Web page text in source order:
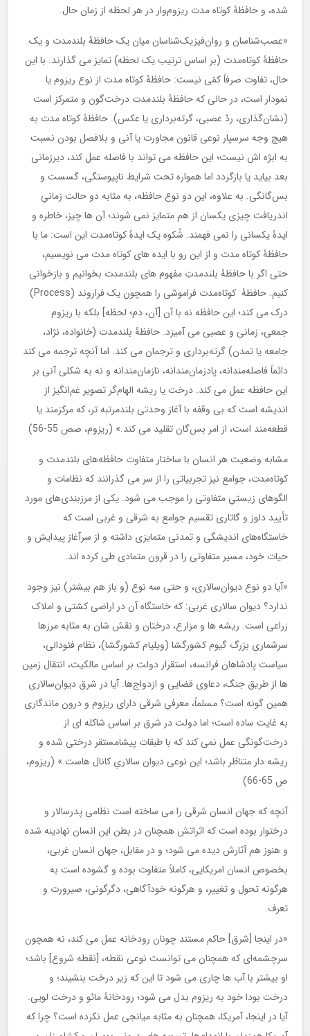
شده، و حافظۀ کوتاه مدت ریزوم‌وار در هر لحظه از زمان حال.
«عصب‌شناسان و روان‌فیزیک‌شناسان میان یک حافظۀ بلندمدت و یک
حافظۀ کوتاه‌مدت (بر اساس ترتیب یک لحظه) تمایز می گذارند. با این
حال، تفاوت صرفاً کمّی نیست: حافظۀ کوتاه مدت از نوع ریزوم یا
نمودار است، در حالی که حافظۀ بلندمدت درخت‌گون و متمرکز است
(نشان‌گذاری، ردّ عصبی، گرته‌برداری یا عکس). حافظۀ کوتاه مدت به
هیچ وجه سرسپار نوعی قانون مجاورت یا آنی و بلافصل بودن نسبت
به ابژه اش نیست؛ این حافظه می تواند با فاصله عمل کند، دیرزمانی
بعد بیاید یا بازگردد اما همواره تحت شرایط ناپیوستگی، گسست و
بس‌گانگی. به علاوه، این دو نوع حافظه، به مثابه دو حالت زمانیِ
اندریافت چیزی یکسان از هم متمایز نمی شوند؛ آن ها چیز، خاطره و
ایدۀ یکسانی را نمی فهمند. شُکوه یک ایدۀ کوتاه‌مدت این است: ما با
حافظۀ کوتاه مدت و از این رو با ایده های کوتاه مدت می نویسیم،
حتی اگر با حافظۀ بلندمدتِ مفهوم های بلندمدت بخوانیم و بازخوانی
کنیم. حافظۀ کوتاه‌مدت فراموشی را همچون یک فراروند (Process)
درک می کند؛ این حافظه نه با آن [آن، دم؛ لحظه] بلکه با ریزوم
جمعی، زمانی و عصبی می آمیزد. حافظۀ بلندمدت (خانواده، نژاد،
جامعه یا تمدن) گرته‌برداری و ترجمان می کند. اما آنچه ترجمه می کند
دائماً فاصله‌مندانه، پادزمان‌مندانه، نازمان‌مندانه و نه به شکلی آنی بر
این حافظه عمل می کند. درخت یا ریشه الهام‌گر تصویر غم‌انگیز از
اندیشه است که بی وقفه با آغاز وحدتی بلندمرتبه تر، که مرکزمند یا
قطعه‌مند است، از امر بس‌گان تقلید می کند.» (ریزوم، صص 55-56)
مشابه وضعیت هر انسان با ساختار متفاوت حافظه‌های بلندمدت و
کوتاه‌مدت، جوامع نیز تجربیاتی را از سر می گذرانند که نظامات و
الگوهای زیستیِ متفاوتی را موجب می شود. یکی از مرزبندی‌های مورد
تأیید دلوز و گاتاری تقسیم جوامع به شرقی و غربی است که
خاستگاه‌های اندیشگی و تمدنی متمایزی داشته و از سرآغاز پیدایش و
حیات خود، مسیر متفاوتی را در قرون متمادی طی کرده اند.
«آیا دو نوع دیوان‌سالاری، و حتی سه نوع (و باز هم بیشتر) نیز وجود
ندارد؟ دیوان سالاری غربی: که خاستگاه آن در اراضی کشتی و املاک
زراعی است. ریشه ها و مزارع، درختان و نقش شان به مثابه مرزها
سرشماری بزرگ گیوم کشورگشا (ویلیام کشورگشا)، نظام فئودالی،
سیاست پادشاهان فرانسه، استقرار دولت بر اساس مالکیت، انتقال زمین
ها از طریق جنگ، دعاوی قضایی و ازدواج‌ها. آیا در شرق دیوان‌سالاری
همین گونه است؟ مسلماً، معرفیِ شرقی دارای ریزوم و درون ماندگاری
به غایت ساده است؛ اما دولت در شرق بر اساس شاکله ای از
درخت‌گونگی عمل نمی کند که با طبقات پیشامستقر درختی شده و
ریشه دار متناظر باشد؛ این نوعی دیوان سالاریِ کانال هاست.» (ریزوم،
ص 65-66)
آنچه که جهان انسان شرقی را می ساخته است نظامی پدرسالار و
درختوار بوده است که اثراتش همچنان در بطن این انسان نهادینه شده
و هنوز هم آثارش دیده می شود؛ و در مقابل، جهان انسان غربی،
بخصوص انسان امریکایی، کاملاً متفاوت بوده و گشوده است به
هرگونه تحول و تغییر، و هرگونه خودآگاهی، دگرگونی، صیرورت و
تعرف.
«در اینجا [شرق] حاکم مستند چونان رودخانه عمل می کند، نه همچون
سرچشمه‌ای که همچنان می توانست نوعی نقطه، [نقطه شروع] باشد؛
او بیشتر با آب ها چاری می شود تا این که زیر درخت بنشیند؛ و
درخت بودا خود به ریزوم بدل می شود؛ رودخانۀ مائو و درخت لویی.
آیا در اینجا، آمریکا، همچنان به مثابه میانجی عمل نکرده است؟ چرا که